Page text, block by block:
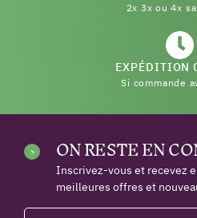
2x 3x ou 4x
EXPÉDITION
Si commande
ON RESTE EN
Inscrivez-vous et recevez
meilleures offres et